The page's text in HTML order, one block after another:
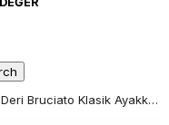
Franceschetti Erkek Hakiki Deri Bruciato Klasik Ayakkabı